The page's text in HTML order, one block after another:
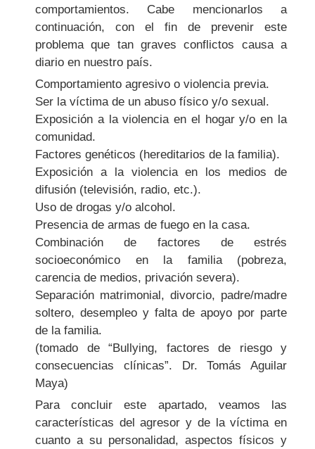
comportamientos. Cabe mencionarlos a
continuación, con el fin de prevenir este
problema que tan graves conflictos causa a
diario en nuestro país.
Comportamiento agresivo o violencia previa.
Ser la víctima de un abuso físico y/o sexual.
Exposición a la violencia en el hogar y/o en la
comunidad.
Factores genéticos (hereditarios de la familia).
Exposición a la violencia en los medios de
difusión (televisión, radio, etc.).
Uso de drogas y/o alcohol.
Presencia de armas de fuego en la casa.
Combinación de factores de estrés
socioeconómico en la familia (pobreza,
carencia de medios, privación severa).
Separación matrimonial, divorcio, padre/madre
soltero, desempleo y falta de apoyo por parte
de la familia.
(tomado de “Bullying, factores de riesgo y
consecuencias clínicas”. Dr. Tomás Aguilar
Maya)
Para concluir este apartado, veamos las
características del agresor y de la víctima en
cuanto a su personalidad, aspectos físicos y